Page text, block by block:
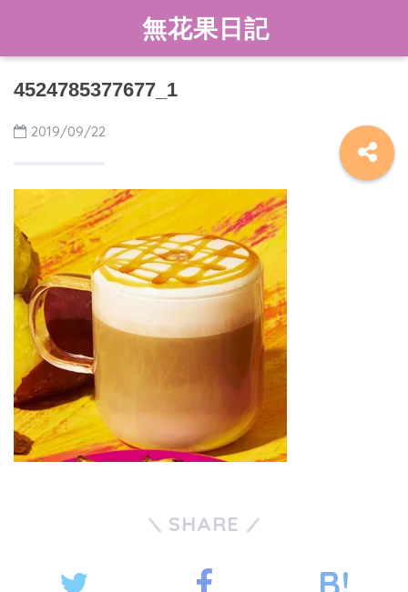
無花果日記
4524785377677_1
2019/09/22
SHARE